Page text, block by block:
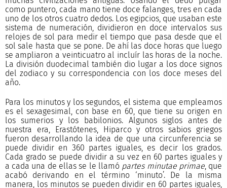
como puntero, cada mano tiene doce falanges, tres en cada
uno de los otros cuatro dedos. Los egipcios, que usaban este
sistema de numeración, dividieron en doce intervalos sus
relojes de sol para medir el tiempo que pasa desde que el
sol sale hasta que se pone. De ahí las doce horas que luego
se ampliaron a veinticuatro al incluír las horas de la noche.
La división duodecimal también dio lugar a los doce signos
del zodiaco y su correspondencia con los doce meses del
año.
Para los minutos y los segundos, el sistema que empleamos
es el sexagesimal, con base en 60, que tiene su origen en
los sumerios y los babilonios. Algunos siglos antes de
nuestra era, Erastótenes, Hiparco y otros sabios griegos
fueron desarrollando la idea de que una circunferencia se
puede dividir en 360 partes iguales, es decir los grados.
Cada grado se puede dividir a su vez en 60 partes iguales y
a cada una de ellas se le llamó partes minutae primae, que
acabó derivando en el término ‘minuto’. De la misma
manera, los minutos se pueden dividir en 60 partes iguales,